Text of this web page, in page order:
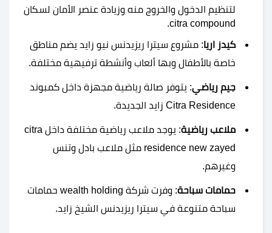
لتنظيم الدخول والخروج منه وزيادة عنصر الأمان لسكان
citra compound.
كيدز اريا : مشروع سيترا ريزيدنس نيو زايد يضم مناطق
خاصة بالأطفال وبها ألعاب وأنشطة ترفيهية مختلفة.
جيم رياضي: يتوفر صالة رياضية مجهزة داخل كمبوند
Citra Residence زايد الجديدة.
ملاعب رياضية
: يوجد ملاعب رياضية مختلفة داخل citra
residence new zayed مثل ملاعب بادل وتنس
وغيرهم.
حمامات سباحة
: وفرت شركة wealth holding حمامات
سباحة متنوعة في سيترا ريزيدنس الشيخ زايد.